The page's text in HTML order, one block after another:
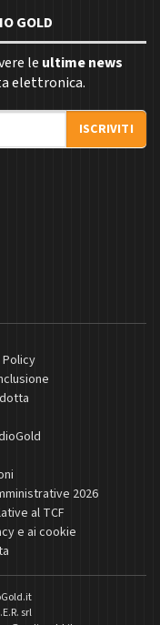
GOLD
le ultime news
elettronica.
ISCRIVITI
2026
al TCF
e ai cookie
srl